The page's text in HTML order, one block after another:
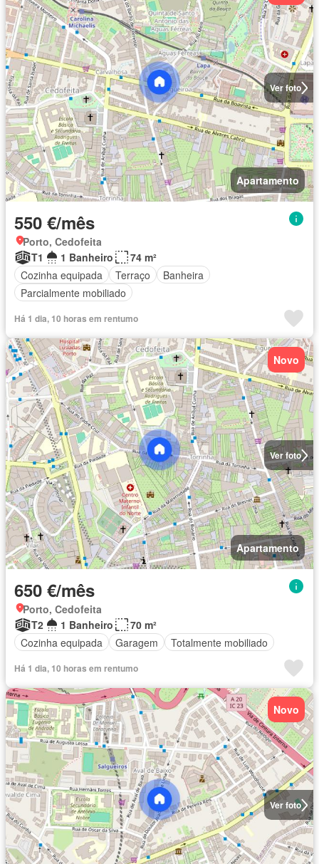
Ver foto
Apartamento
550 €/mês
Porto, Cedofeita
T1
1 Banheiro
74 m²
Cozinha equipada
Terraço
Banheira
Parcialmente mobiliado
Há 1 dia, 10 horas em rentumo
Ver foto
Novo
Apartamento
650 €/mês
Porto, Cedofeita
T2
1 Banheiro
70 m²
Cozinha equipada
Garagem Totalmente mobiliado
Há 1 dia, 10 horas em rentumo
Ver foto
Novo